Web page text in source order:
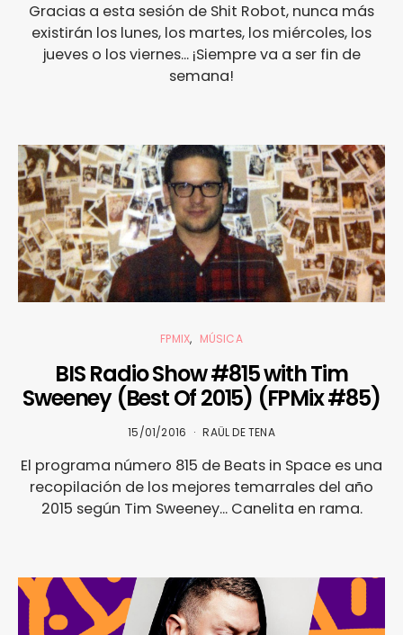
Gracias a esta sesión de Shit Robot, nunca más
existirán los lunes, los martes, los miércoles, los
jueves o los viernes... ¡Siempre va a ser fin de
semana!
FPMIX MÚSICA
BIS Radio Show #815 with Tim
Sweeney (Best Of 2015) (FPMix #85)
15/01/2016 RAÜL DE TENA
El programa número 815 de Beats in Space es una
recopilación de los mejores temarrales del año
2015 según Tim Sweeney... Canelita en rama.